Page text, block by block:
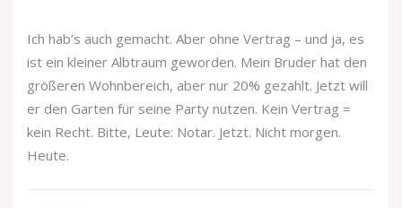
Ich hab’s auch gemacht. Aber ohne Vertrag – und ja, es
ist ein kleiner Albtraum geworden. Mein Bruder hat den
größeren Wohnbereich, aber nur 20% gezahlt. Jetzt will
er den Garten für seine Party nutzen. Kein Vertrag =
kein Recht. Bitte, Leute: Notar. Jetzt. Nicht morgen.
Heute.